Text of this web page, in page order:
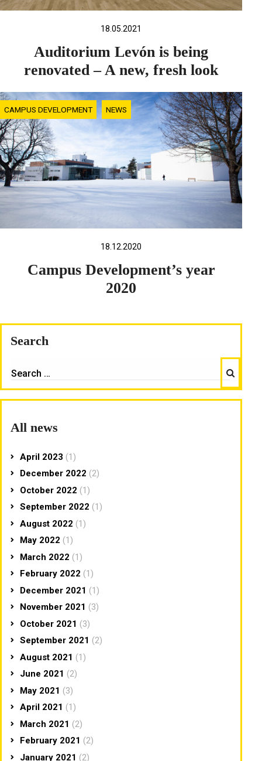
18.05.2021
Auditorium Levón is being
renovated – A new, fresh look
CAMPUS DEVELOPMENT NEWS
18.12.2020
Campus Development’s year
2020
Search
FOR:
Search
All news
April 2023 (1)
December 2022 (2)
October 2022 (1)
September 2022 (1)
August 2022 (1)
May 2022 (1)
March 2022 (1)
February 2022 (1)
December 2021 (1)
November 2021 (3)
October 2021 (3)
September 2021 (2)
August 2021 (1)
June 2021 (2)
May 2021 (3)
April 2021 (1)
March 2021 (2)
February 2021 (2)
January 2021 (2)